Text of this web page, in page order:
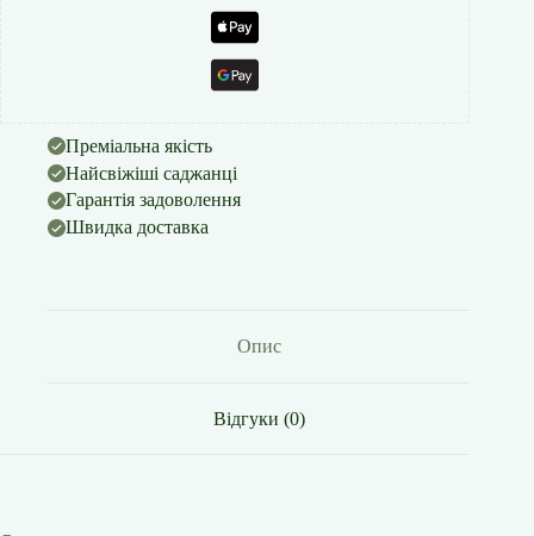
Преміальна якість
Найсвіжіші саджанці
Гарантія задоволення
Швидка доставка
Опис
Відгуки (0)